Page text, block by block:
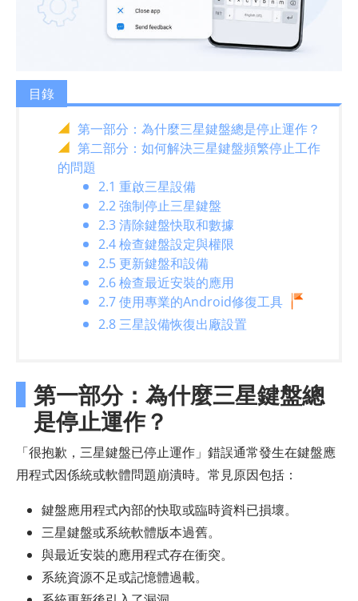
目錄
第一部分：為什麼三星鍵盤總是停止運作？
第二部分：如何解決三星鍵盤頻繁停止工作
的問題
2.1 重啟三星設備
2.2 強制停止三星鍵盤
2.3 清除鍵盤快取和數據
2.4 檢查鍵盤設定與權限
2.5 更新鍵盤和設備
2.6 檢查最近安裝的應用
2.7 使用專業的Android修復工具
2.8 三星設備恢復出廠設置
第一部分：為什麼三星鍵盤總
是停止運作？
「很抱歉，三星鍵盤已停止運作」錯誤通常發生在鍵盤應
用程式因係統或軟體問題崩潰時。常見原因包括：
鍵盤應用程式內部的快取或臨時資料已損壞。
三星鍵盤或系統軟體版本過舊。
與最近安裝的應用程式存在衝突。
系統資源不足或記憶體過載。